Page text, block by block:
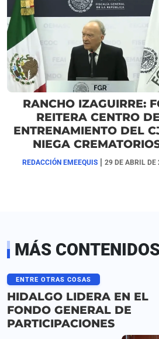
RANCHO IZAGUIRRE:
REITERA CENTRO DE
ENTRENAMIENTO DEL
NIEGA
REDACCIÓN EMEEQUIS 29 DE ABRIL DE
MÁS
ENTRE OTRAS COSAS
HIDALGO LIDERA EN EL
FONDO GENERAL DE
PARTICIPACIONES